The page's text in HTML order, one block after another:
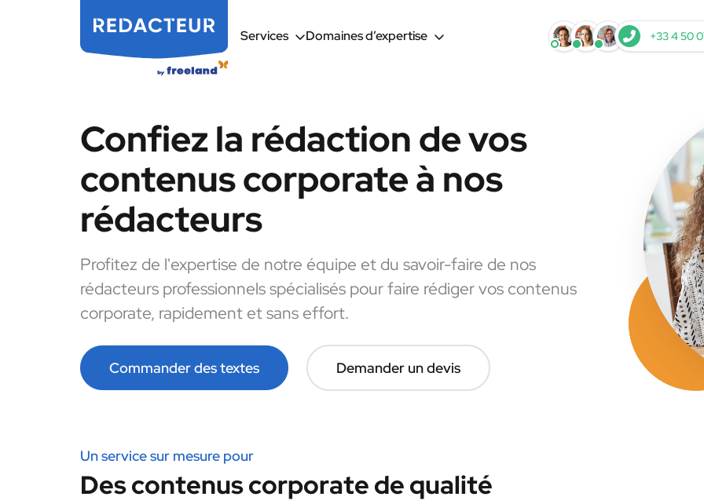
Services Domaines d’expertise +33 4 50
Confiez la rédaction de vos
contenus corporate à nos
rédacteurs
Profitez de l'expertise de notre équipe et du savoir-faire de nos
rédacteurs professionnels spécialisés pour faire rédiger vos contenus
corporate, rapidement et sans effort.
Commander des textes Demander un devis
Un service sur mesure pour
Des contenus corporate de qualité